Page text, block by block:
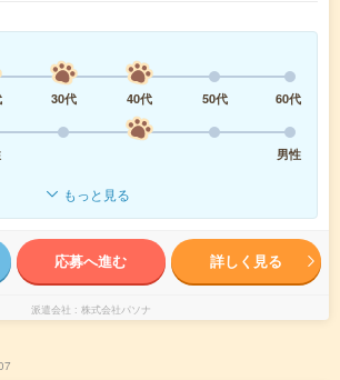
30代 40代 50代
60代
男性
もっと見る
応募へ進む 詳しく見る
派遣会社 株式会社パソナ